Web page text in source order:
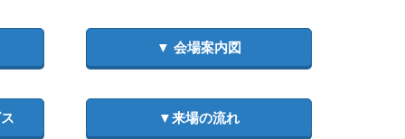
▼ 会場案内図
▼来場の流れ